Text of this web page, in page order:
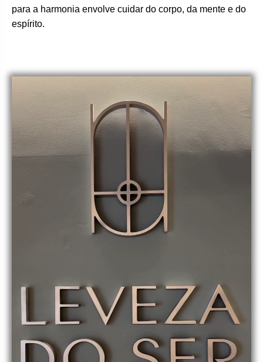
para a harmonia envolve cuidar do corpo, da mente e do
espírito.